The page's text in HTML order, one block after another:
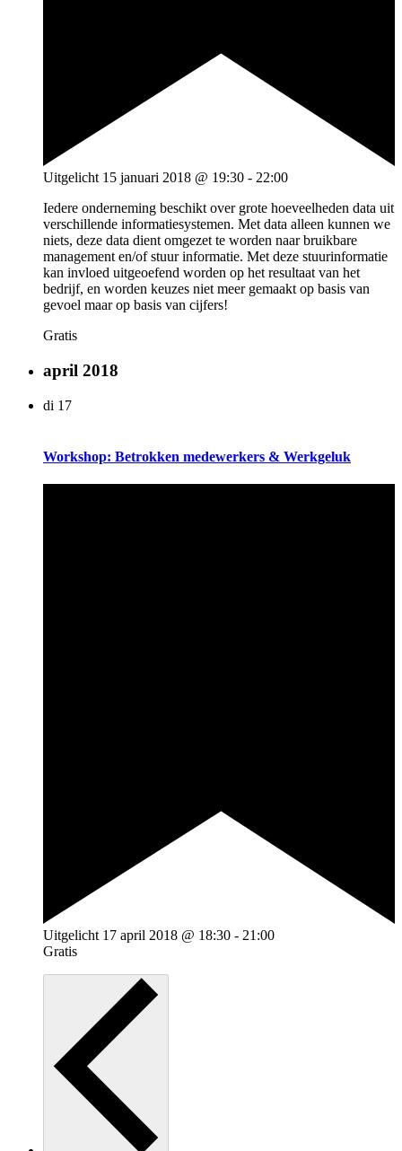
Uitgelicht 15 januari 2018 @ 19:30 - 22:00
Iedere onderneming beschikt over grote hoeveelheden data uit
verschillende informatiesystemen. Met data alleen kunnen we
niets, deze data dient omgezet te worden naar bruikbare
management en/of stuur informatie. Met deze stuurinformatie
kan invloed uitgeoefend worden op het resultaat van het
bedrijf, en worden keuzes niet meer gemaakt op basis van
gevoel maar op basis van cijfers!
Gratis
april 2018
di 17
Workshop: Betrokken medewerkers & Werkgeluk
Uitgelicht 17 april 2018 @ 18:30 - 21:00
Gratis